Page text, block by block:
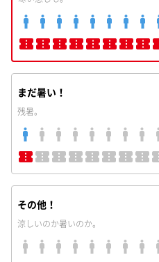
まだ暑い！
残暑。
その他！
涼しいのか暑いのか。